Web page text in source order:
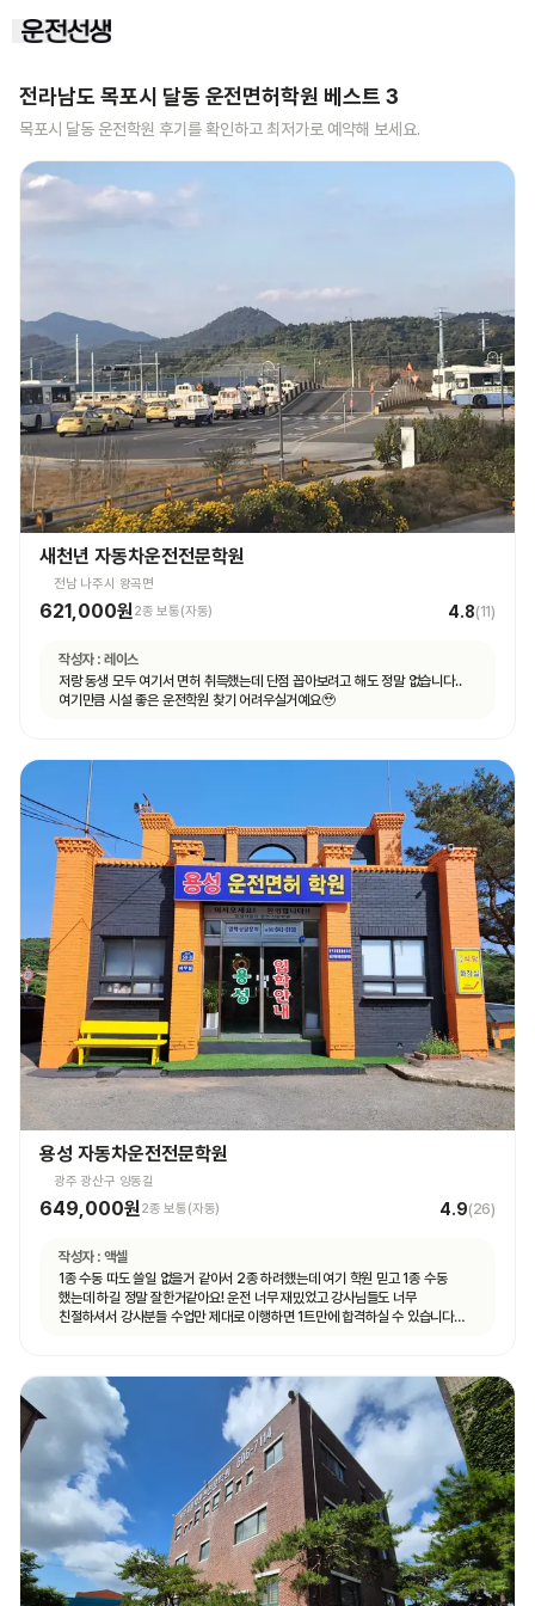
전라남도 목포시 달동 운전면허학원 베스트3
목포시 달동 운전학원 후기를 확인하고 최저가로 예약해 보세요.
새천년 자동차운전전문학원
전남 나주시 왕곡면
621,000원 2종 보통(자동) 4.8(11)
작성자 : 레이스
저랑 동생 모두 여기서 면허 취득했는데 단점 꼽아보려고 해도 정말 없습니다..
여기만큼 시설 좋은 운전학원 찾기 어려우실거예요🥹
용성 자동차운전전문학원
광주 광산구 양동길
649,000원2종 보통(자동) 4.9(26)
작성자 : 액셀
1종 수동 따도 쓸일 없을거 같아서 2종 하려했는데 여기 학원 믿고 1종 수동
했는데 하길 정말 잘한거같아요! 운전 너무 재밌었고 강사님들도 너무
친절하셔서 강사분들 수업만 제대로 이행하면 1트만에 합격하실 수 있습니다